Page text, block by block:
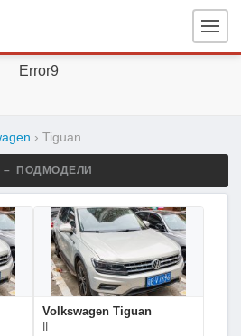
Error9
› Tiguan
– ПОДМОДЕЛИ
Volkswagen Tiguan